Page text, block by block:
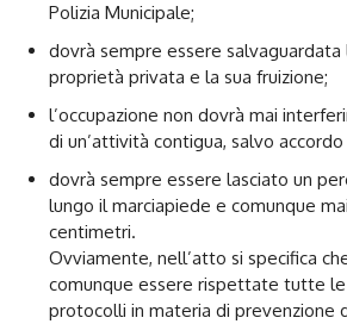
Polizia Municipale;
dovrà sempre essere salvaguardata
proprietà privata e la sua fruizione;
l’occupazione non dovrà mai
di un’attività contigua, salvo
dovrà sempre essere lasciato un
lungo il marciapiede e comunque
centimetri.
Ovviamente, nell’atto si specifica
comunque essere rispettate tutte
protocolli in materia di prevenzione